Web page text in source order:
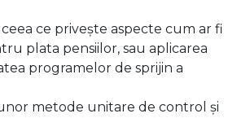
ce privește aspecte cum ar fi
plata pensiilor, sau aplicarea
programelor de sprijin a
metode unitare de control și